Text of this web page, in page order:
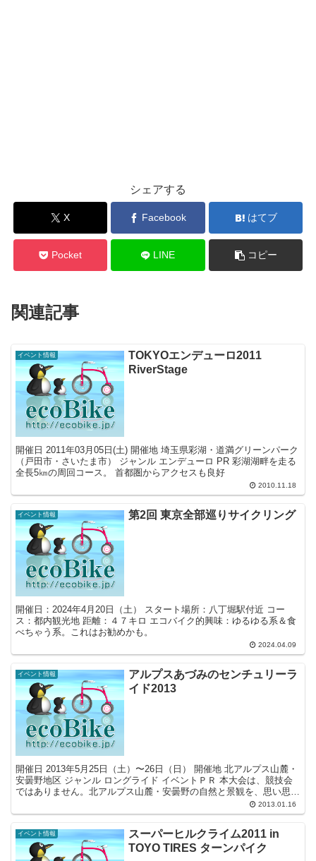
シェアする
X Facebook はてブ
Pocket LINE コピー
関連記事
イベント情報
TOKYOエンデューロ2011
RiverStage
開催日 2011年03月05日(土) 開催地 埼玉県彩湖・道満グリーンパーク
（戸田市・さいたま市） ジャンル エンデューロ PR 彩湖湖畔を走る
全長5㎞の周回コース。 首都圏からアクセスも良好
2010.11.18
イベント情報 第2回 東京全部巡りサイクリング
開催日：2024年4月20日（土） スタート場所：八丁堀駅付近 コー
ス：都内観光地 距離：４７キロ エコバイク的興味：ゆるゆる系＆食
べちゃう系。これはお勧めかも。
2024.04.09
イベント情報
アルプスあづみのセンチュリーラ
イド2013
開催日 2013年5月25日（土）〜26日（日） 開催地 北アルプス山麓・
安曇野地区 ジャンル ロングライド イベントＰＲ 本大会は、競技会
ではありません。北アルプス山麓・安曇野の自然と景観を、思い思い
2013.01.16
イベント情報
スーパーヒルクライム2011 in
TOYO TIRES ターンパイク